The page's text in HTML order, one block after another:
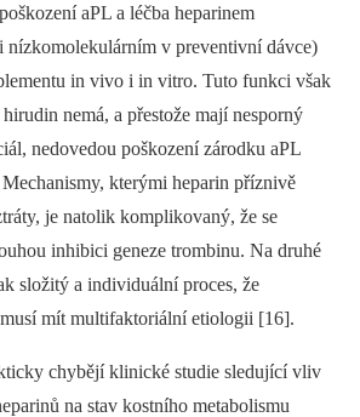
aPL a léčba heparinem
nízkomolekulárním v preventivní dávce)
in vivo i in vitro. Tuto funkci však
nemá, a přestože mají nesporný
nedovedou poškození zárodku aPL
kterými heparin příznivě
je natolik komplikovaný, že se
inhibici geneze trombinu. Na druhé
složitý a individuální proces, že
mít multifaktoriální etiologii [16].
chybějí klinické studie sledující vliv
na stav kostního metabolismu